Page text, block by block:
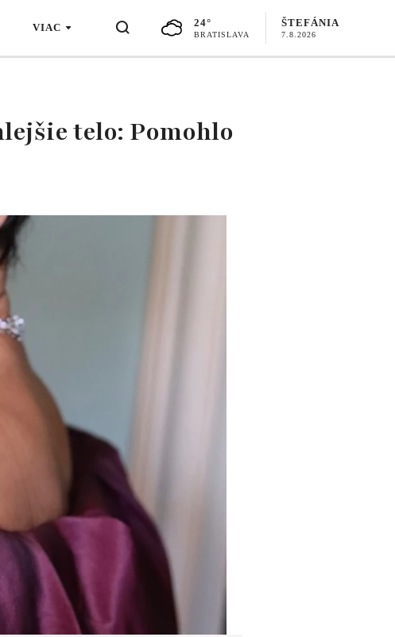
VIAC 24°
BRATISLAVA
ŠTEFÁNIA
7.8.2026
telo: Pomohlo